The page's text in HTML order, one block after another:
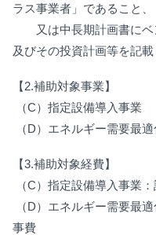
ラス事業者」であること、
又は中長期計画書にベ
及びその投資計画等を記載
【2.補助対象事業】
（C）指定設備導入事業
（D）エネルギー需要最
【3.補助対象経費】
（C）指定設備導入事業
（D）エネルギー需要最
事費